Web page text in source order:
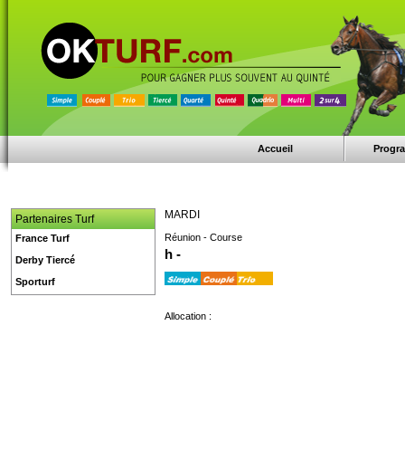
Accueil
MARDI
Réunion - Course
h -
Allocation :
Partenaires Turf
France Turf
Derby Tiercé
Sporturf